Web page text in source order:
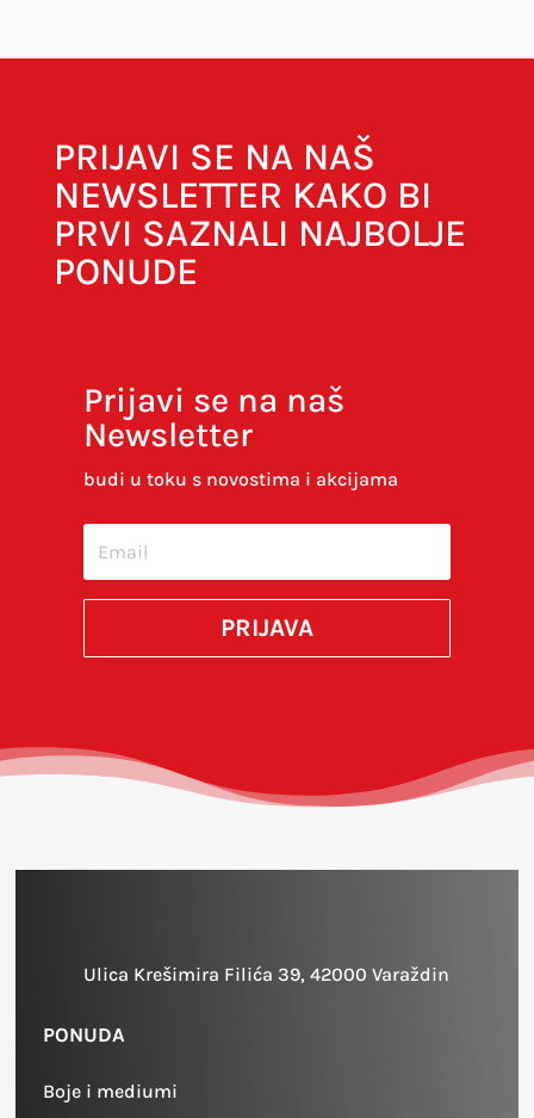
Spremi moje ime, e-poštu i web-stranicu u
budem komentirao.
PRIJAVI SE NA NAŠ
NEWSLETTER KAKO BI
PRVI SAZNALI NAJBOLJE
PONUDE
Prijavi se na naš
Newsletter
budi u toku s novostima i akcijama
PRIJAVA
Ulica Krešimira Filića 39, 42000 Varaždin
PONUDA
Boje i mediumi